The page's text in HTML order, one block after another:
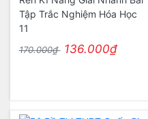
Tập Trắc Nghiệm Hóa Học
11
170.000₫ 136.000₫